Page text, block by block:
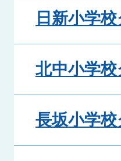
日新小学
北中小学
長坂小学